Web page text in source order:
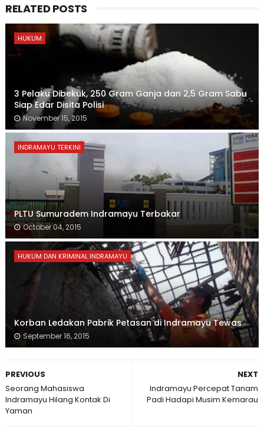
RELATED POSTS
HUKUM
3 Pelaku Dibekuk, 250 Gram Ganja dan 2,5 Gram Sabu
Siap Edar Disita Polisi
November 15, 2015
INDRAMAYU TERKINI
PLTU Sumuradem Indramayu Terbakar
October 04, 2015
HUKUM DAN KRIMINAL INDRAMAYU
Korban Ledakan Pabrik Petasan di Indramayu Tewas
September 16, 2015
NEXT
Indramayu Percepat Tanam
Padi Hadapi Musim Kemarau
PREVIOUS
Seorang Mahasiswa
Indramayu Hilang Kontak Di
Yaman